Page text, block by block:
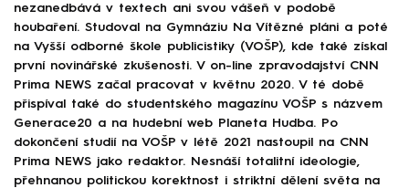
nezanedbává v textech ani svou vášeň v podobě
houbaření. Studoval na Gymnáziu Na Vítězné pláni a poté
na Vyšší odborné škole publicistiky (VOŠP), kde také získal
první novinářské zkušenosti. V on-line zpravodajství CNN
Prima NEWS začal pracovat v květnu 2020. V té době
přispíval také do studentského magazínu VOŠP s názvem
Generace20 a na hudební web Planeta Hudba. Po
dokončení studií na VOŠP v létě 2021 nastoupil na CNN
Prima NEWS jako redaktor. Nesnáší totalitní ideologie,
přehnanou politickou korektnost i striktní dělení světa na